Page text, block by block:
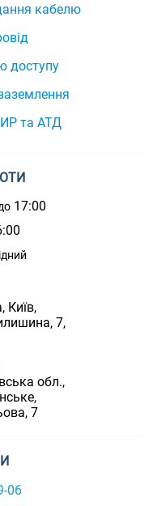
кабелю
доступу
та АТД
17:00
Київ,
7,
обл.,
7
06